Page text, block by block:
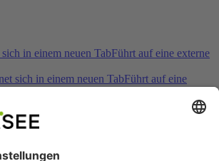
in einem neuen TabFührt auf eine externe
sich in einem neuen TabFührt auf eine
Führt auf eine
in einem neuen Tab
Öffnet sich in einem neuen Tab